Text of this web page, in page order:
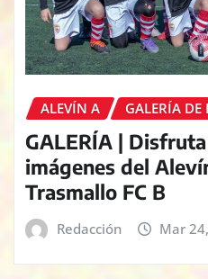
ALEVÍN A GALERÍA DE
GALERÍA |
imágenes del
Trasmallo FC B
Redacción Mar